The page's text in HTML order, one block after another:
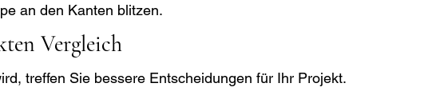
an den Kanten blitzen.
Vergleich
treffen Sie bessere Entscheidungen für Ihr Projekt.